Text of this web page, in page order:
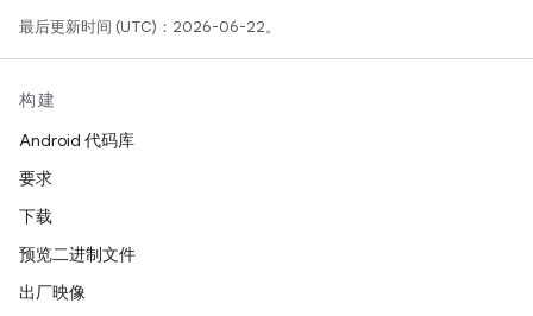
最后更新时间 (UTC)：2026-06-22。
构建
Android 代码库
要求
下载
预览二进制文件
出厂映像